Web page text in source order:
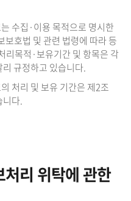
수집·이용 목적으로 명시한
호법 및 관련 법령에 따라 등
리목적·보유기간 및 항목은 각
규정하고 있습니다.
처리 및 보유 기간은 제2조
니다.
리 위탁에 관한